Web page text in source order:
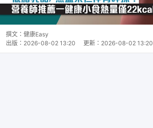
撰文： 健康Easy
出版： 2026-08-02 13:20 更新： 2026-08-02 13:20